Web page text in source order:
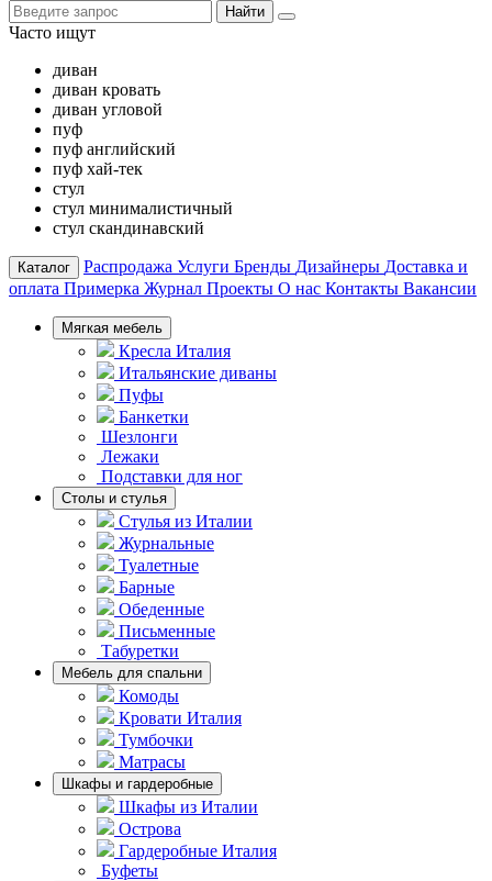
Найти
Часто ищут
диван
диван кровать
диван угловой
пуф
пуф английский
пуф хай-тек
стул
стул минималистичный
стул скандинавский
Каталог Распродажа Услуги Бренды Дизайнеры Доставка и
оплата Примерка Журнал Проекты О нас Контакты Вакансии
Мягкая мебель
Кресла Италия
Итальянские диваны
Пуфы
Банкетки
Шезлонги
Лежаки
Подставки для ног
Столы и стулья
Стулья из Италии
Журнальные
Туалетные
Барные
Обеденные
Письменные
Табуретки
Мебель для спальни
Комоды
Кровати Италия
Тумбочки
Матрасы
Шкафы и гардеробные
Шкафы из Италии
Острова
Гардеробные Италия
Буфеты